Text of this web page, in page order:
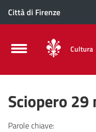
Città di Firenze
Cultura
Sciopero 29
Parole chiave: